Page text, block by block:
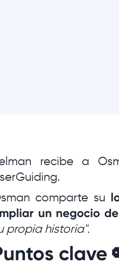
recibe a
comparte su
un negocio
propia historia".
clave